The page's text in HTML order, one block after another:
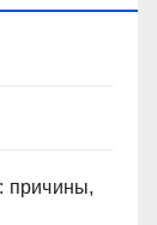
причины,